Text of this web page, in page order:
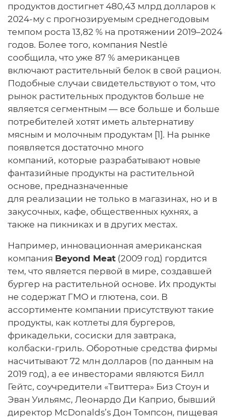
продуктов достигнет 480,43 млрд долларов к
2024-му с прогнозируемым среднегодовым
темпом роста 13,82 % на протяжении 2019–2024
годов. Более того, компания Nestlė
сообщила, что уже 87 % американцев
включают растительный белок в свой рацион.
Подобные случаи свидетельствуют о том, что
рынок растительных продуктов больше не
является сегментным — все больше и больше
потребителей хотят иметь альтернативу
мясным и молочным продуктам [1]. На рынке
появляется достаточно много
компаний, которые разрабатывают новые
фантазийные продукты на растительной
основе, предназначенные
для реализации не только в магазинах, но и в
закусочных, кафе, общественных кухнях, а
также на пикниках и в других местах.
Например, инновационная американская
компания Beyond Meat (2009 год) гордится
тем, что является первой в мире, создавшей
бургер на растительной основе. Их продукты
не содержат ГМО и глютена, сои. В
ассортименте компании присутствуют такие
продукты, как котлеты для бургеров,
фрикадельки, сосиски для завтрака,
колбаски-гриль. Оборотные средства фирмы
насчитывают 72 млн долларов (по данным на
2019 год), а ее инвесторами являются Билл
Гейтс, соучредители «Твиттера» Биз Стоун и
Эван Уильямс, Леонардо Ди Каприо, бывший
директор McDonalds’s Дон Томпсон, пищевая